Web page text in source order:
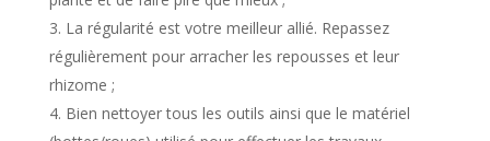
La régularité est votre meilleur allié. Repassez
régulièrement pour arracher les repousses et leur
rhizome ;
Bien nettoyer tous les outils ainsi que le matériel